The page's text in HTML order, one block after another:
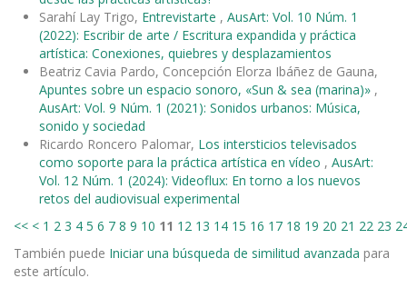
Sarahí Lay Trigo, Entrevistarte , AusArt: Vol. 10 Núm. 1
(2022): Escribir de arte / Escritura expandida y práctica
artística: Conexiones, quiebres y desplazamientos
Beatriz Cavia Pardo, Concepción Elorza Ibáñez de Gauna,
Apuntes sobre un espacio sonoro, «Sun & sea (marina)» ,
AusArt: Vol. 9 Núm. 1 (2021): Sonidos urbanos: Música,
sonido y sociedad
Ricardo Roncero Palomar, Los intersticios televisados
como soporte para la práctica artística en vídeo , AusArt:
Vol. 12 Núm. 1 (2024): Videoflux: En torno a los nuevos
retos del audiovisual experimental
<< < 1 2 3 4 5 6 7 8 9 10 11 12 13 14 15 16 17 18 19 20 21 22 23
También puede Iniciar una búsqueda de similitud avanzada para
este artículo.